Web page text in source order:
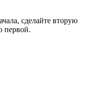
сделайте вторую
первой.